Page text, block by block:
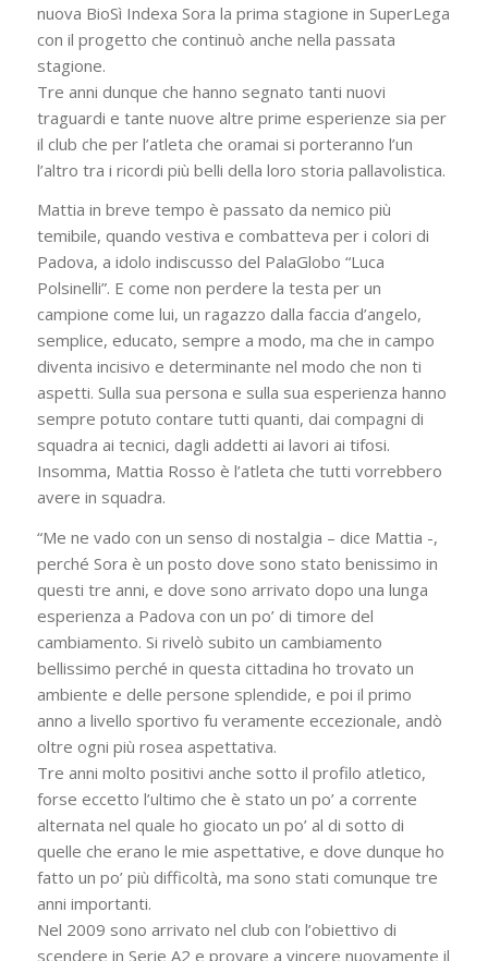
nuova BioSì Indexa Sora la prima stagione in SuperLega
con il progetto che continuò anche nella passata
stagione.
Tre anni dunque che hanno segnato tanti nuovi
traguardi e tante nuove altre prime esperienze sia per
il club che per l’atleta che oramai si porteranno l’un
l’altro tra i ricordi più belli della loro storia pallavolistica.
Mattia in breve tempo è passato da nemico più
temibile, quando vestiva e combatteva per i colori di
Padova, a idolo indiscusso del PalaGlobo “Luca
Polsinelli”. E come non perdere la testa per un
campione come lui, un ragazzo dalla faccia d’angelo,
semplice, educato, sempre a modo, ma che in campo
diventa incisivo e determinante nel modo che non ti
aspetti. Sulla sua persona e sulla sua esperienza hanno
sempre potuto contare tutti quanti, dai compagni di
squadra ai tecnici, dagli addetti ai lavori ai tifosi.
Insomma, Mattia Rosso è l’atleta che tutti vorrebbero
avere in squadra.
“Me ne vado con un senso di nostalgia – dice Mattia -,
perché Sora è un posto dove sono stato benissimo in
questi tre anni, e dove sono arrivato dopo una lunga
esperienza a Padova con un po’ di timore del
cambiamento. Si rivelò subito un cambiamento
bellissimo perché in questa cittadina ho trovato un
ambiente e delle persone splendide, e poi il primo
anno a livello sportivo fu veramente eccezionale, andò
oltre ogni più rosea aspettativa.
Tre anni molto positivi anche sotto il profilo atletico,
forse eccetto l’ultimo che è stato un po’ a corrente
alternata nel quale ho giocato un po’ al di sotto di
quelle che erano le mie aspettative, e dove dunque ho
fatto un po’ più difficoltà, ma sono stati comunque tre
anni importanti.
Nel 2009 sono arrivato nel club con l’obiettivo di
scendere in Serie A2 e provare a vincere nuovamente il